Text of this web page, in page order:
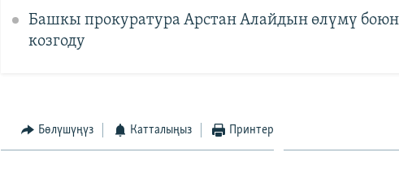
Башкы прокуратура Арстан Алайдын өлүмү
козгоду
Бөлүшүңүз Катталыңыз Принтер